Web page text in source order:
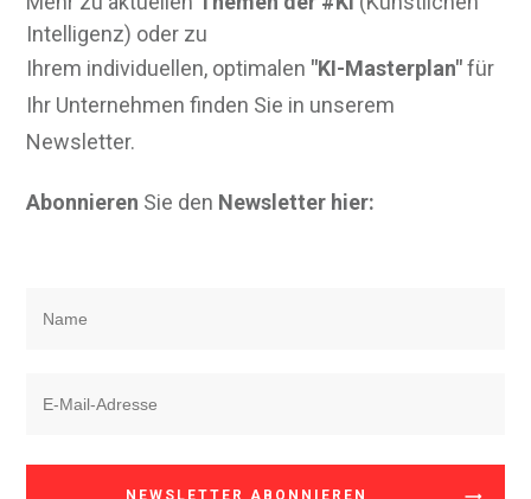
Intelligenz) oder zu
Ihrem individuellen, optimalen "KI-Masterplan"für
Ihr Unternehmen finden Sie in unserem
Newsletter.
Abonnieren Sie den Newsletter hier: